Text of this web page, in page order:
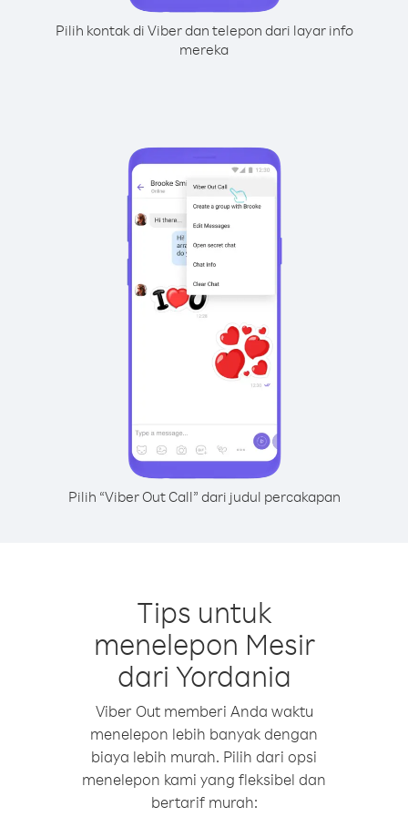
Pilih kontak di Viber dan telepon dari layar info
mereka
Pilih “Viber Out Call” dari judul percakapan
Tips untuk
menelepon Mesir
dari Yordania
Viber Out memberi Anda waktu
menelepon lebih banyak dengan
biaya lebih murah. Pilih dari opsi
menelepon kami yang fleksibel dan
bertarif murah: